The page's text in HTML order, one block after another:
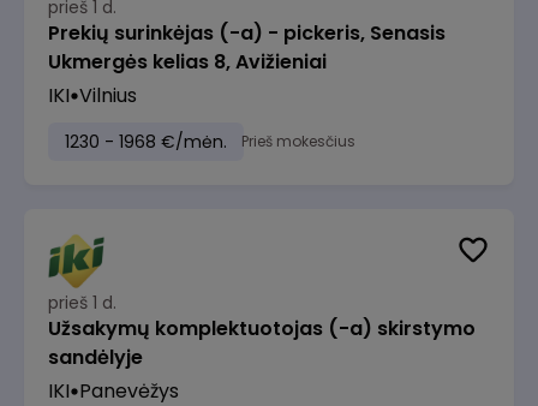
prieš 1 d.
Prekių surinkėjas (-a) - pickeris, Senasis
Ukmergės kelias 8, Avižieniai
IKI Vilnius
1230 - 1968 €/mėn. Prieš mokesčius
prieš 1 d.
Užsakymų komplektuotojas (-a) skirstymo
sandėlyje
IKI Panevėžys